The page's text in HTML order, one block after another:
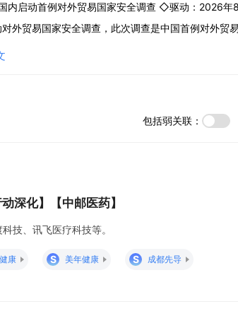
内启动首例对外贸易国家安全调查 ◇驱动：2026年
外贸易国家安全调查，此次调查是中国首例对外贸
打印复印办公设备对我国对外贸易国家安全利益的
包括弱关联：
深化】【中邮医药】
科技、讯飞医疗科技等。
康 S 美年健康 S 成都先导